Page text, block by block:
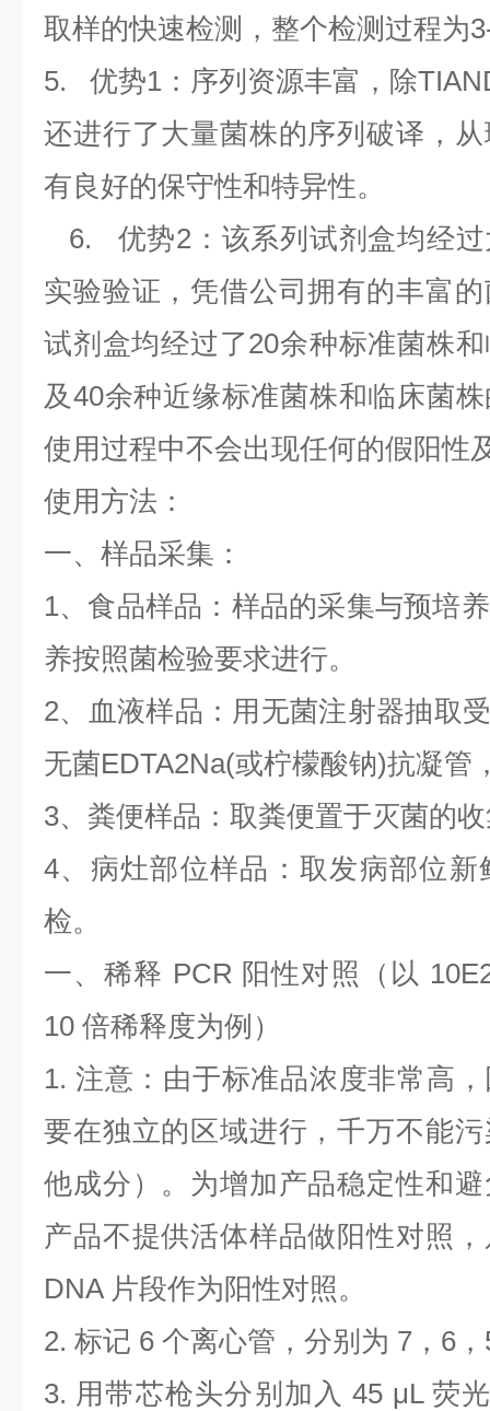
取样的快速检测，整个检测过程为
5. 优势1 ：序列资源丰富，除
还进行了大量菌株的序列破译，
有良好的保守性和特异性。
6. 优势2 ：该系列试剂盒均经
实验验证，凭借公司拥有的丰富
试剂盒均经过了20余种标准菌株
及 40余种近缘标准菌株和临床菌
使用过程中不会出现任何的假阳性
使用方法：
一、样品采集：
1、食品样品：样品的采集与预培
养按照菌检验要求进行。
2、血液样品：用无菌注射器抽取
无菌EDTA2Na(或柠檬酸钠)抗凝管
3、粪便样品：取粪便置于灭菌的
4、病灶部位样品：取发病部位
检。
一、稀释 PCR 阳性对照（以
10 倍稀释度为例）
1. 注意：由于标准品浓度非常高
要在独立的区域进行，千万不能
他成分）。为增加产品稳定性和
产品不提供活体样品做阳性对照
DNA 片段作为阳性对照。
2. 标记 6 个离心管，分别为 7 ， 6 ，
3. 用带芯枪头分别加入 45 μL 荧